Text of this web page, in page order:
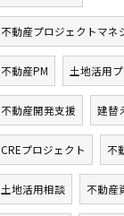
不動産プロジェクトマネ
不動産PM 土地活用
不動産開発支援 建替
CREプロジェクト 不
土地活用相談 不動産